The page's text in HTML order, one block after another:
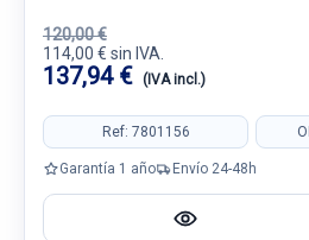
120,00 €
114,00 € sin IVA.
137,94 € (IVA incl.)
Ref: 7801156
Garantía 1 año Envío 24-48h